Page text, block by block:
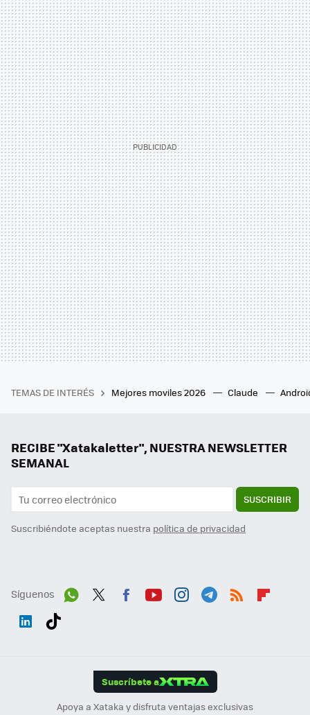
TEMAS DE INTERÉS Mejores moviles 2026 Claude
RECIBE "Xatakaletter", NUESTRA NEWSLETTER
SEMANAL
SUSCRIBIR
Suscribiéndote aceptas nuestra política de privacidad
Síguenos
Suscríbete a
Apoya a Xataka y disfruta ventajas exclusivas